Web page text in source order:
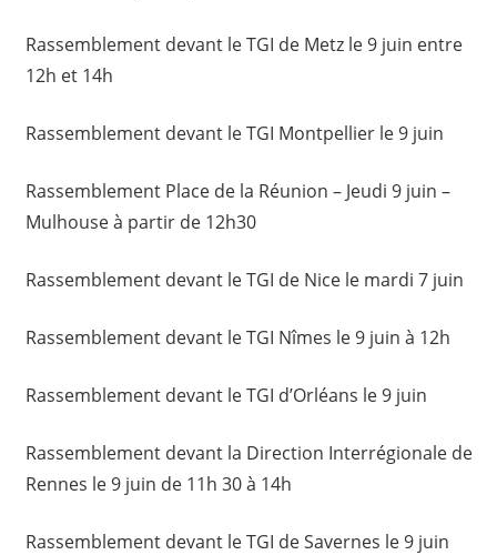
Rassemblement devant le TGI de Metz le 9 juin entre
12h et 14h
Rassemblement devant le TGI Montpellier le 9 juin
Rassemblement Place de la Réunion – Jeudi 9 juin –
Mulhouse à partir de 12h30
Rassemblement devant le TGI de Nice le mardi 7 juin
Rassemblement devant le TGI Nîmes le 9 juin à 12h
Rassemblement devant le TGI d’Orléans le 9 juin
Rassemblement devant la Direction Interrégionale de
Rennes le 9 juin de 11h 30 à 14h
Rassemblement devant le TGI de Savernes le 9 juin